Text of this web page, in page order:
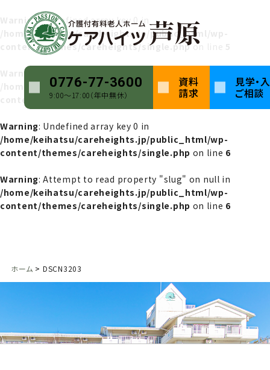
0776-77-3600
9:00〜17:00（年中無休）
資料
請求
見学・
ご相談
Warning: Undefined array key 0 in
/home/keihatsu/careheights.jp/public_html/wp-
content/themes/careheights/single.phpon line
Warning
/home/keihatsu/careheights.jp/public_html/wp-
content/themes/careheights/single.phpon line
Warning: Undefined array key 0 in
/home/keihatsu/careheights.jp/public_html/wp-
content/themes/careheights/single.php on line 6
Warning: Attempt to read property "slug" on null in
/home/keihatsu/careheights.jp/public_html/wp-
content/themes/careheights/single.php on line 6
ホーム DSCN3203